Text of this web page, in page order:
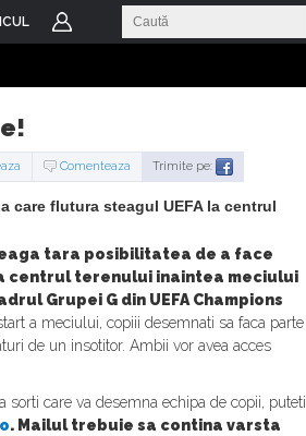
Comenteaza Trimite pe:
care flutura steagul UEFA la centrul
tara posibilitatea de a face
centrul terenului inaintea meciului
Grupei G din UEFA Champions
a meciului, copiii desemnati sa faca parte
de un insotitor. Ambii vor avea acces
sorti care va desemna echipa de copii, puteti
. Mailul trebuie sa contina varsta